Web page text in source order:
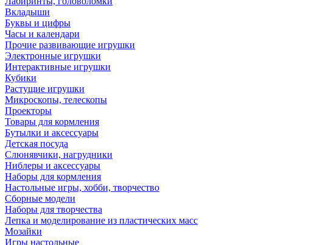
Вкладыши
Буквы и цифры
Часы и календари
Прочие развивающие игрушки
Электронные игрушки
Интерактивные игрушки
Кубики
Растущие игрушки
Микроскопы, телескопы
Проекторы
Товары для кормления
Бутылки и аксессуары
Детская посуда
Слюнявчики, нагрудники
Ниблеры и аксессуары
Наборы для кормления
Настольные игры, хобби, творчество
Сборные модели
Наборы для творчества
Лепка и моделирование из пластических масс
Мозайки
Игры настольные